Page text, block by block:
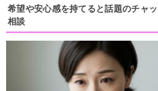
希望や安心感を持てると話題のチャ
相談